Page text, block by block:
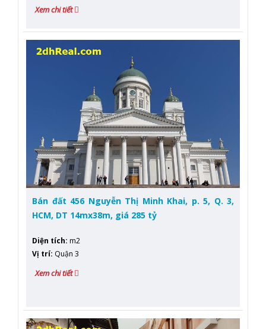
Xem chi tiết
Bán đất 456 Nguyễn Thị Minh Khai, p. 5, Q. 3,
HCM, DT 14mx38m, giá 285 tỷ
Diện tích: m2
Vị trí: Quận 3
Xem chi tiết